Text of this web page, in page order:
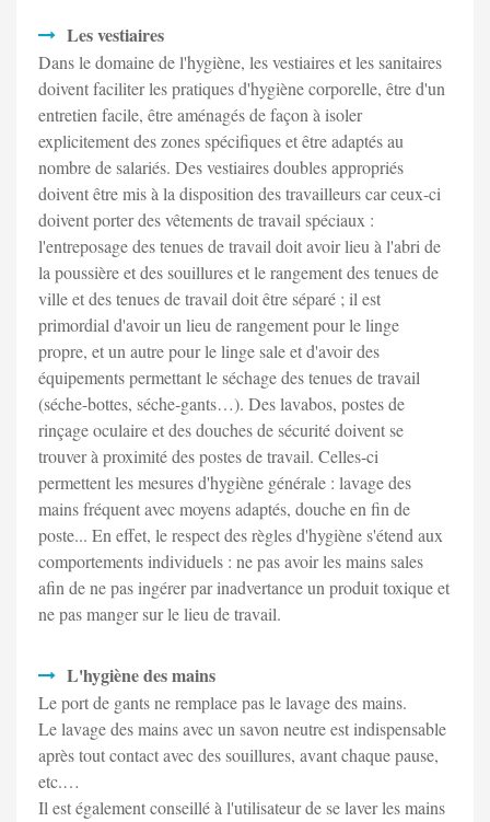
Les vestiaires
Dans le domaine de l'hygiène, les vestiaires et les sanitaires
doivent faciliter les pratiques d'hygiène corporelle, être d'un
entretien facile, être aménagés de façon à isoler
explicitement des zones spécifiques et être adaptés au
nombre de salariés. Des vestiaires doubles appropriés
doivent être mis à la disposition des travailleurs car ceux-ci
doivent porter des vêtements de travail spéciaux :
l'entreposage des tenues de travail doit avoir lieu à l'abri de
la poussière et des souillures et le rangement des tenues de
ville et des tenues de travail doit être séparé ; il est
primordial d'avoir un lieu de rangement pour le linge
propre, et un autre pour le linge sale et d'avoir des
équipements permettant le séchage des tenues de travail
(séche-bottes, séche-gants…). Des lavabos, postes de
rinçage oculaire et des douches de sécurité doivent se
trouver à proximité des postes de travail. Celles-ci
permettent les mesures d'hygiène générale : lavage des
mains fréquent avec moyens adaptés, douche en fin de
poste... En effet, le respect des règles d'hygiène s'étend aux
comportements individuels : ne pas avoir les mains sales
afin de ne pas ingérer par inadvertance un produit toxique et
ne pas manger sur le lieu de travail.
L'hygiène des mains
Le port de gants ne remplace pas le lavage des mains.
Le lavage des mains avec un savon neutre est indispensable
après tout contact avec des souillures, avant chaque pause,
etc.…
Il est également conseillé à l'utilisateur de se laver les mains